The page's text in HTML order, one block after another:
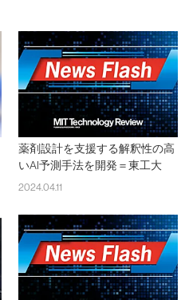
薬剤設計を支援する解釈性の高
いAI予測手法を開発＝東工大
2024.04.11